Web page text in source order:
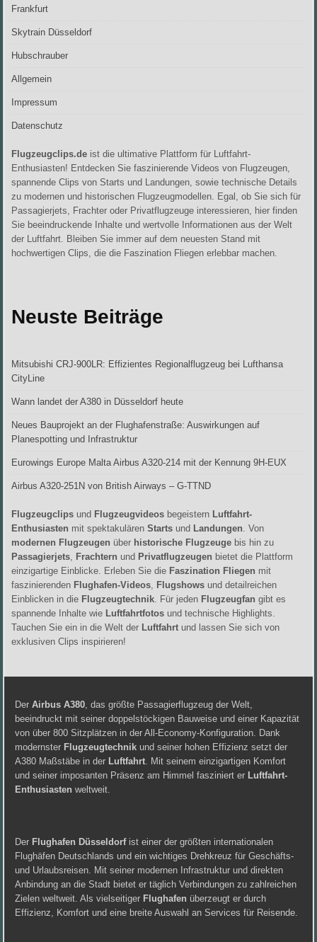
Frankfurt
Skytrain Düsseldorf
Hubschrauber
Allgemein
Impressum
Datenschutz
Flugzeugclips.de ist die ultimative Plattform für Luftfahrt-
Enthusiasten! Entdecken Sie faszinierende Videos von Flugzeugen,
spannende Clips von Starts und Landungen, sowie technische Details
zu modernen und historischen Flugzeugmodellen. Egal, ob Sie sich für
Passagierjets, Frachter oder Privatflugzeuge interessieren, hier finden
Sie beeindruckende Inhalte und wertvolle Informationen aus der Welt
der Luftfahrt. Bleiben Sie immer auf dem neuesten Stand mit
hochwertigen Clips, die die Faszination Fliegen erlebbar machen.
Neuste Beiträge
Mitsubishi CRJ-900LR: Effizientes Regionalflugzeug bei Lufthansa
CityLine
Wann landet der A380 in Düsseldorf heute
Neues Bauprojekt an der Flughafenstraße: Auswirkungen auf
Planespotting und Infrastruktur
Eurowings Europe Malta Airbus A320-214 mit der Kennung 9H-EUX
Airbus A320-251N von British Airways – G-TTND
Flugzeugclips und Flugzeugvideos begeistern Luftfahrt-
Enthusiasten mit spektakulärenStarts und Landungen . Von
modernen Flugzeugen über historische Flugzeuge bis hin zu
Passagierjets Frachtern und Privatflugzeugen bietet die Plattform
einzigartige Einblicke. Erleben Sie die Faszination Fliegen mit
faszinierenden Flughafen-Videos Flugshows und detailreichen
Einblicken in die Flugzeugtechnik . Für jeden Flugzeugfan gibt es
spannende Inhalte wie Luftfahrtfotos und technische Highlights.
Tauchen Sie ein in die Welt der Luftfahrt und lassen Sie sich von
exklusiven Clips inspirieren!
DerAirbus A380 , das größte Passagierflugzeug der Welt,
beeindruckt mit seiner doppelstöckigen Bauweise und einer Kapazität
von über 800 Sitzplätzen in der All-Economy-Konfiguration. Dank
modernster Flugzeugtechnik und seiner hohen Effizienz setzt der
A380 Maßstäbe in der Luftfahrt . Mit seinem einzigartigen Komfort
und seiner imposanten Präsenz am Himmel fasziniert er Luftfahrt-
Enthusiasten weltweit.
Der Flughafen Düsseldorfist einer der größten internationalen
Flughäfen Deutschlands und ein wichtiges Drehkreuz für Geschäfts-
und Urlaubsreisen. Mit seiner modernen Infrastruktur und direkten
Anbindung an die Stadt bietet er täglich Verbindungen zu zahlreichen
Zielen weltweit. Als vielseitiger Flughafen überzeugt er durch
Effizienz, Komfort und eine breite Auswahl an Services für Reisende.